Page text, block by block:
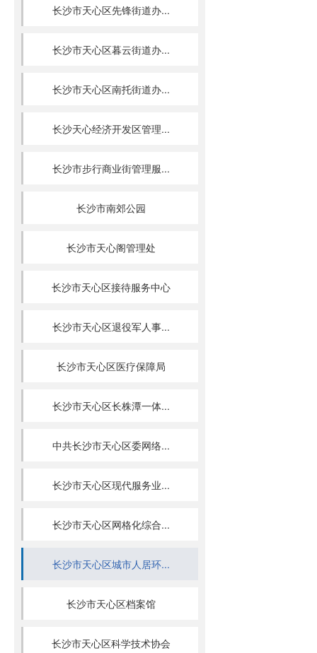
长沙市天心区先锋街道办...
长沙市天心区暮云街道办...
长沙市天心区南托街道办...
长沙天心经济开发区管理...
长沙市步行商业街管理服...
长沙市南郊公园
长沙市天心阁管理处
长沙市天心区接待服务中心
长沙市天心区退役军人事...
长沙市天心区医疗保障局
长沙市天心区长株潭一体...
中共长沙市天心区委网络...
长沙市天心区现代服务业...
长沙市天心区网格化综合...
长沙市天心区城市人居环...
长沙市天心区档案馆
长沙市天心区科学技术协会